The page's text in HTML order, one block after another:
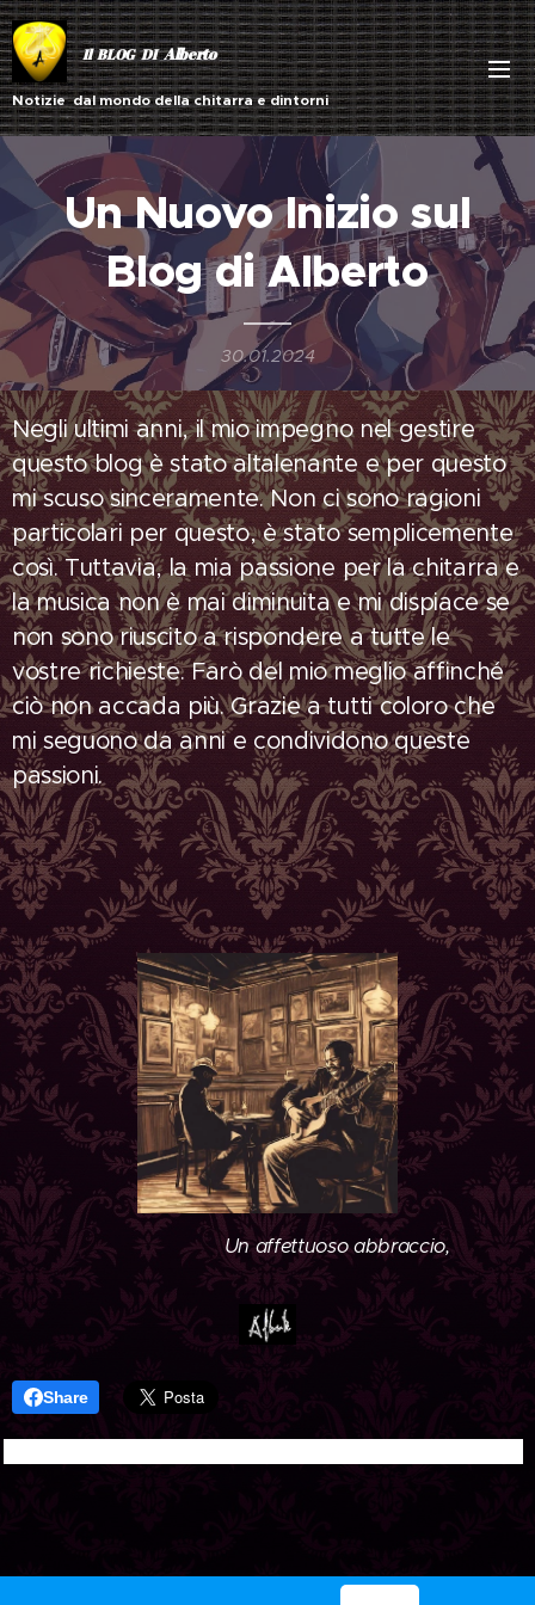
Il BLOG DIAlberto
Notizie dal mondo della chitarra e dintorni
Un Nuovo Inizio sul
Blog di Alberto
30.01.2024
Negli ultimi anni, il mio impegno nel gestire
questo blog è stato altalenante e per questo
mi scuso sinceramente. Non ci sono ragioni
particolari per questo, è stato semplicemente
così. Tuttavia, la mia passione per la chitarra e
la musica non è mai diminuita e mi dispiace se
non sono riuscito a rispondere a tutte le
vostre richieste. Farò del mio meglio affinché
ciò non accada più. Grazie a tutti coloro che
mi seguono da anni e condividono queste
passioni.
Un affettuoso abbraccio,
Share